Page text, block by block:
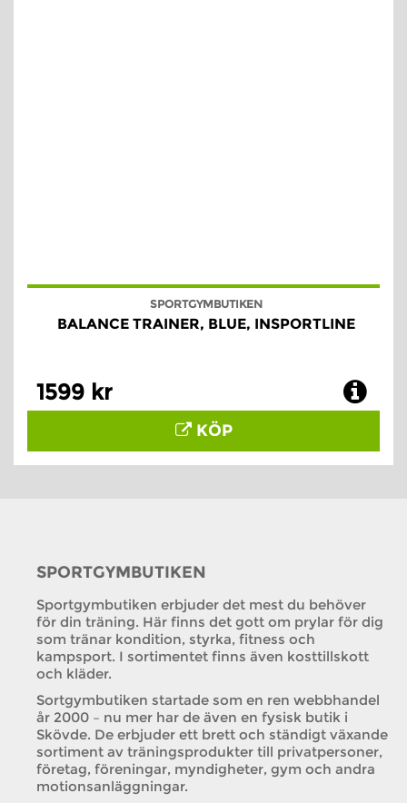
SPORTGYMBUTIKEN
BALANCE TRAINER, BLUE, INSPORTLINE
1599 kr
KÖP
SPORTGYMBUTIKEN
Sportgymbutiken erbjuder det mest du behöver
för din träning. Här finns det gott om prylar för dig
som tränar kondition, styrka, fitness och
kampsport. I sortimentet finns även kosttillskott
och kläder.
Sortgymbutiken startade som en ren webbhandel
år 2000 – nu mer har de även en fysisk butik i
Skövde. De erbjuder ett brett och ständigt växande
sortiment av träningsprodukter till privatpersoner,
företag, föreningar, myndigheter, gym och andra
motionsanläggningar.